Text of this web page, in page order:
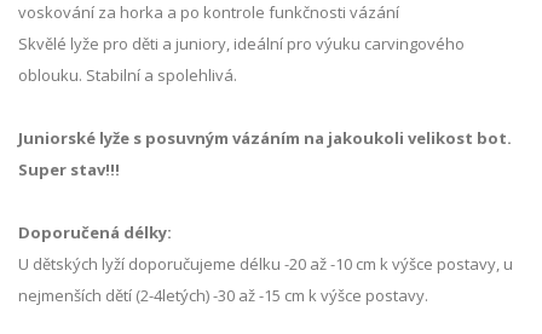
voskování za horka a po kontrole funkčnosti vázání
Skvělé lyže pro děti a juniory, ideální pro výuku carvingového
oblouku. Stabilní a spolehlivá.
Juniorské lyže s posuvným vázáním na jakoukoli velikost bot.
Super stav!!!
Doporučená délky:
U dětských lyží doporučujeme délku -20 až -10 cm k výšce postavy, u
nejmenších dětí (2-4letých) -30 až -15 cm k výšce postavy.